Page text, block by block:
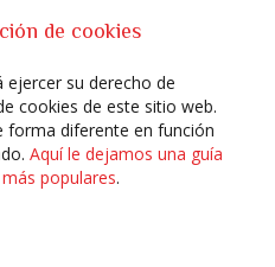
de cookies
su derecho de
cookies de este sitio web.
forma diferente en función
Aquí le dejamos una guía
populares.